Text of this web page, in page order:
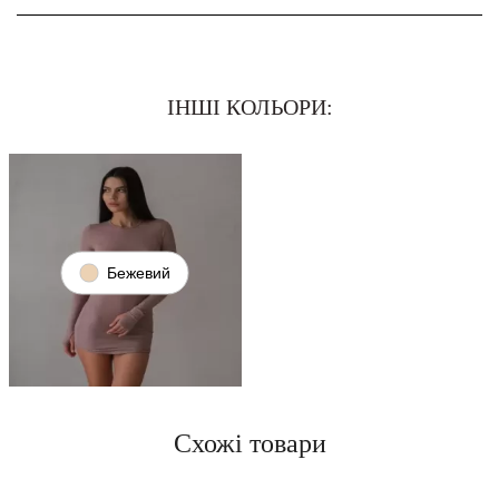
ІНШІ КОЛЬОРИ:
Бежевий
Схожі товари